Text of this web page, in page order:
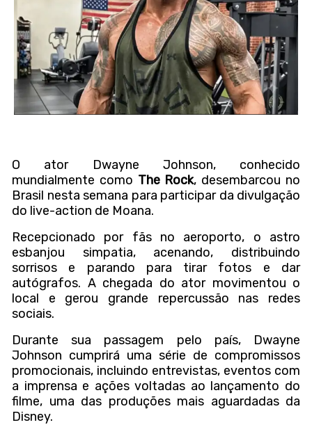
O ator Dwayne Johnson, conhecido
mundialmente como The Rock, desembarcou no
Brasil nesta semana para participar da divulgação
do live-action de Moana.
Recepcionado por fãs no aeroporto, o astro
esbanjou simpatia, acenando, distribuindo
sorrisos e parando para tirar fotos e dar
autógrafos. A chegada do ator movimentou o
local e gerou grande repercussão nas redes
sociais.
Durante sua passagem pelo país, Dwayne
Johnson cumprirá uma série de compromissos
promocionais, incluindo entrevistas, eventos com
a imprensa e ações voltadas ao lançamento do
filme, uma das produções mais aguardadas da
Disney.